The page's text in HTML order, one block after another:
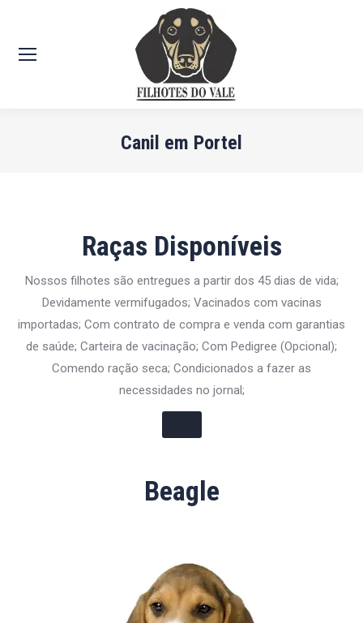
Canil em Portel
Raças Disponíveis
Nossos filhotes são entregues a partir dos 45 dias de vida;
Devidamente vermifugados; Vacinados com vacinas
importadas; Com contrato de compra e venda com garantias
de saúde; Carteira de vacinação; Com Pedigree (Opcional);
Comendo ração seca; Condicionados a fazer as
necessidades no jornal;
Beagle